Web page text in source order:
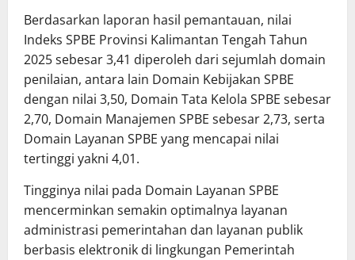
Berdasarkan laporan hasil pemantauan, nilai
Indeks SPBE Provinsi Kalimantan Tengah Tahun
2025 sebesar 3,41 diperoleh dari sejumlah domain
penilaian, antara lain Domain Kebijakan SPBE
dengan nilai 3,50, Domain Tata Kelola SPBE sebesar
2,70, Domain Manajemen SPBE sebesar 2,73, serta
Domain Layanan SPBE yang mencapai nilai
tertinggi yakni 4,01.
Tingginya nilai pada Domain Layanan SPBE
mencerminkan semakin optimalnya layanan
administrasi pemerintahan dan layanan publik
berbasis elektronik di lingkungan Pemerintah